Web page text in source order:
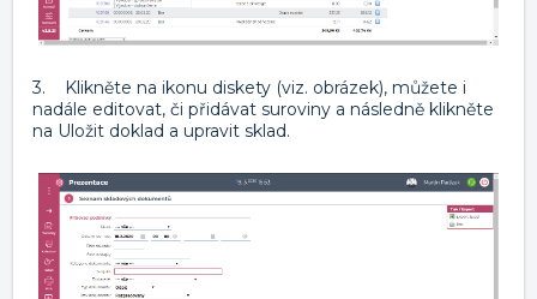
3. Klikněte na ikonu diskety (viz. obrázek), můžete i
nadále editovat, či přidávat suroviny a následně klikněte
na Uložit doklad a upravit sklad.